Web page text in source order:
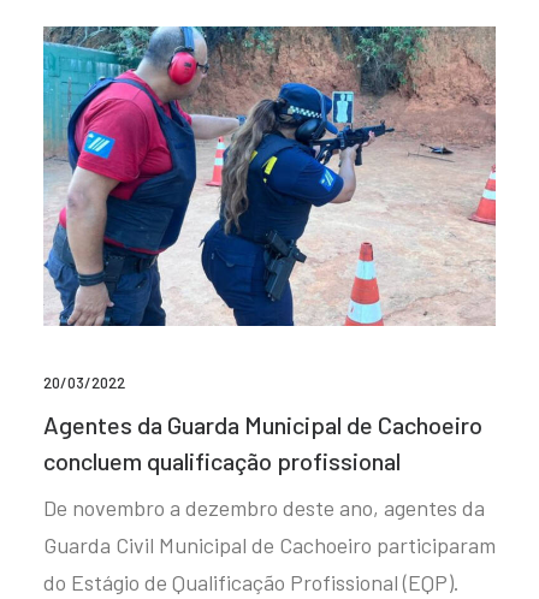
20/03/2022
Agentes da Guarda Municipal de Cachoeiro
concluem qualificação profissional
De novembro a dezembro deste ano, agentes da
Guarda Civil Municipal de Cachoeiro participaram
do Estágio de Qualificação Profissional (EQP).